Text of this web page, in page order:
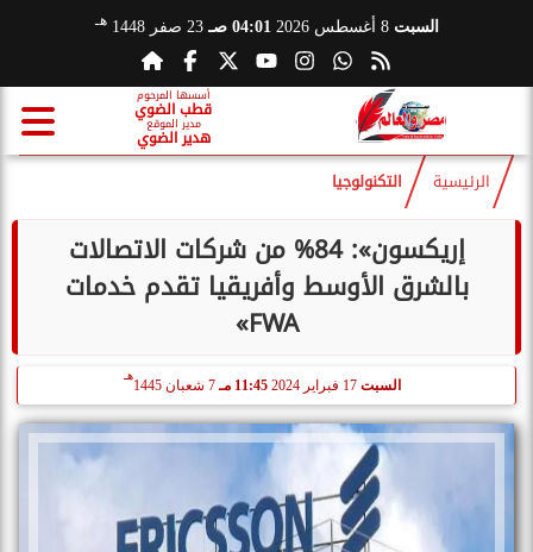
السبت 8 أغسطس 2026 04:01 صـ 23 صفر 1448 هـ
أسسها المرحوم
قطب الضوي
مدير الموقع
هدير الضوي
الرئيسية التكنولوجيا
إريكسون»: 84% من شركات الاتصالات
بالشرق الأوسط وأفريقيا تقدم خدمات
FWA»
السبت 17 فبراير 2024 11:45 مـ 7 شعبان 1445
هـ